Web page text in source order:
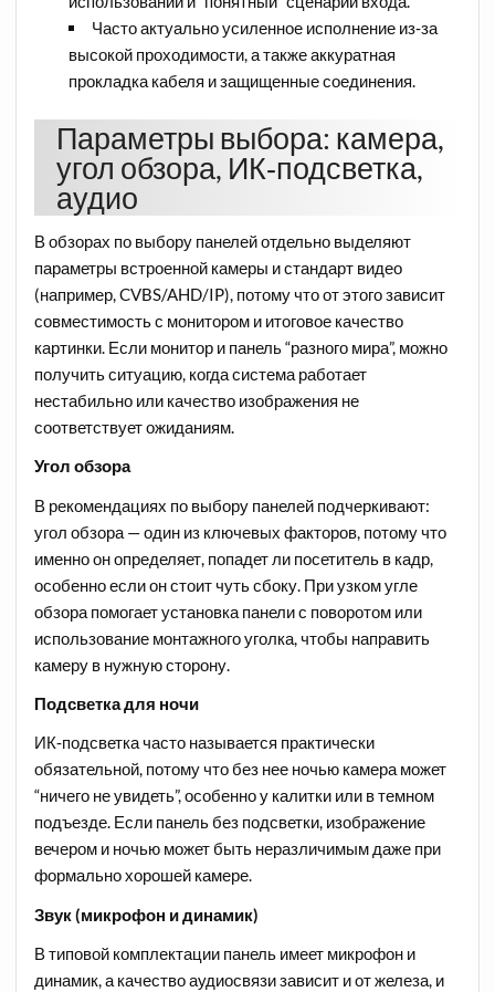
Часто актуально усиленное исполнение из‑за
высокой проходимости, а также аккуратная
прокладка кабеля и защищенные соединения.​
Параметры выбора: камера,
угол обзора, ИК‑подсветка,
аудио
В обзорах по выбору панелей отдельно выделяют
параметры встроенной камеры и стандарт видео
(например, CVBS/AHD/IP), потому что от этого зависит
совместимость с монитором и итоговое качество
картинки. Если монитор и панель “разного мира”, можно
получить ситуацию, когда система работает
нестабильно или качество изображения не
соответствует ожиданиям.​
Угол обзора
В рекомендациях по выбору панелей подчеркивают:
угол обзора — один из ключевых факторов, потому что
именно он определяет, попадет ли посетитель в кадр,
особенно если он стоит чуть сбоку. При узком угле
обзора помогает установка панели с поворотом или
использование монтажного уголка, чтобы направить
камеру в нужную сторону.
Подсветка для ночи
ИК‑подсветка часто называется практически
обязательной, потому что без нее ночью камера может
“ничего не увидеть”, особенно у калитки или в темном
подъезде. Если панель без подсветки, изображение
вечером и ночью может быть неразличимым даже при
формально хорошей камере.
Звук (микрофон и динамик)
В типовой комплектации панель имеет микрофон и
динамик, а качество аудиосвязи зависит и от железа, и